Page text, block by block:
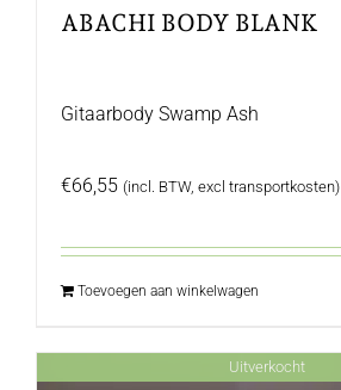
ABACHI BODY BLANK
Gitaarbody Swamp Ash
€66,55 (incl. BTW, excl transportkosten)
Toevoegen aan winkelwagen
Uitverkocht